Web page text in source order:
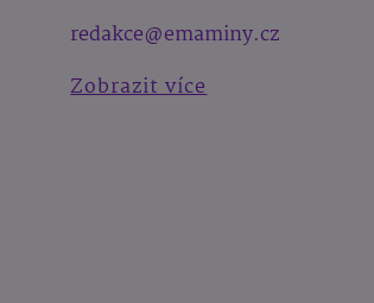
redakce@emaminy.cz
Zobrazit více